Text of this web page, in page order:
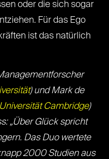
oder die sich sogar
Für das Ego
ist das natürlich
) und Mark de
Cambridge)
„Über Glück spricht
Das Duo wertete
2000 Studien aus